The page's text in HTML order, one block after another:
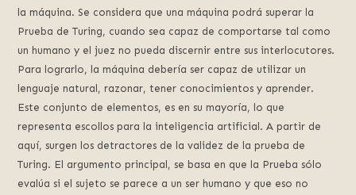
la máquina. Se considera que una máquina podrá superar la
Prueba de Turing, cuando sea capaz de comportarse tal como
un humano y el juez no pueda discernir entre sus interlocutores.
Para lograrlo, la máquina debería ser capaz de utilizar un
lenguaje natural, razonar, tener conocimientos y aprender.
Este conjunto de elementos, es en su mayoría, lo que
representa escollos para la inteligencia artificial. A partir de
aquí, surgen los detractores de la validez de la prueba de
Turing. El argumento principal, se basa en que la Prueba sólo
evalúa si el sujeto se parece a un ser humano y que eso no